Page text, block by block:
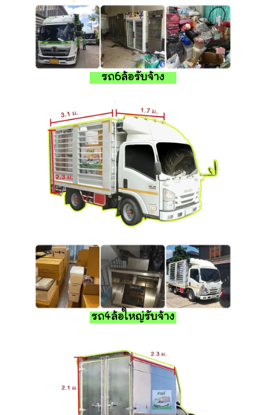
รถ6ล้อรับจ้าง
รถ4ล้อใหญ่รับจ้าง